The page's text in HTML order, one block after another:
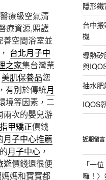
醫療級空氣清
療資源,照護
善空間浴室並
台北月子中
之家集台灣業
美肌保養品您
有別於傳統月
境等因素，二
兩次的嬰兒游
指甲矯正價錢
月子中心推薦
月子中心 ，
遊價錢還很便
媽和寶寶都
隱形
台中
機
導熱
與
抽水肥
IQOS
近期留言
「一位
囉！